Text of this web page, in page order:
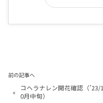
前の記事へ
« コヘラナレン開花確認（’23/1
0月中旬）